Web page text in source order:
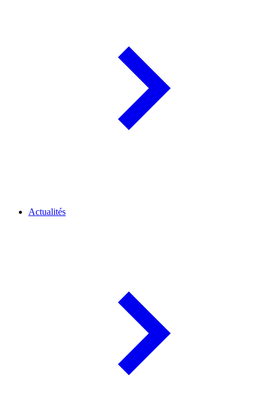
Actualités